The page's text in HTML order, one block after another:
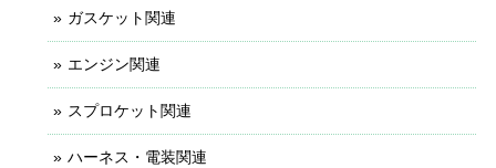
ガスケット関連
エンジン関連
スプロケット関連
ハーネス・電装関連